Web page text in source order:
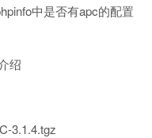
中是否有apc的配置
3.1.4.tgz